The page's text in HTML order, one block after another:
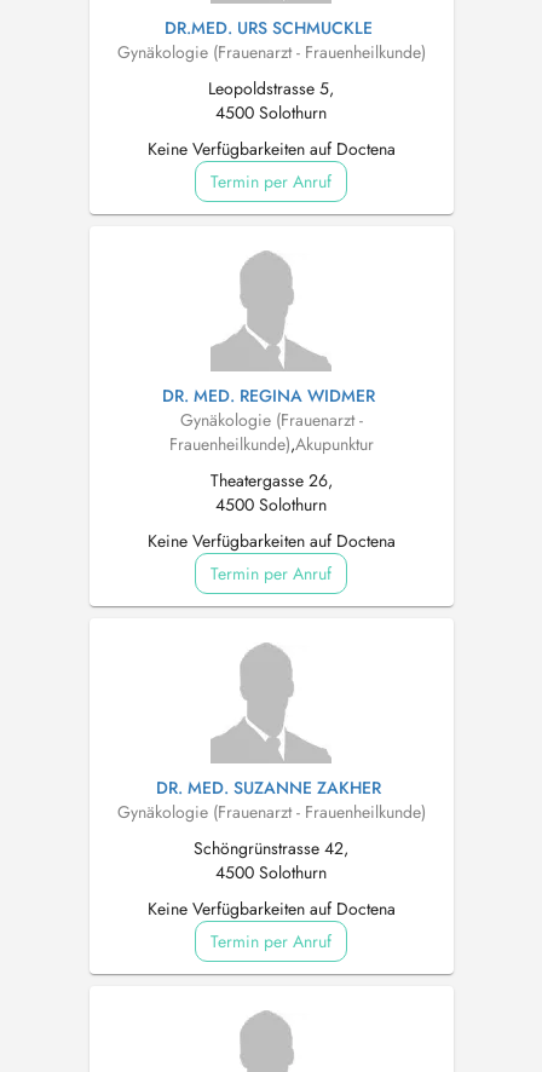
DR.MED. URS SCHMUCKLE
Gynäkologie (Frauenarzt - Frauenheilkunde)
Leopoldstrasse 5,
4500 Solothurn
Keine Verfügbarkeiten auf Doctena
Termin per Anruf
DR. MED. REGINA WIDMER
Gynäkologie (Frauenarzt -
Frauenheilkunde),Akupunktur
Theatergasse 26,
4500 Solothurn
Keine Verfügbarkeiten auf Doctena
Termin per Anruf
DR. MED. SUZANNE ZAKHER
Gynäkologie (Frauenarzt - Frauenheilkunde)
Schöngrünstrasse 42,
4500 Solothurn
Keine Verfügbarkeiten auf Doctena
Termin per Anruf